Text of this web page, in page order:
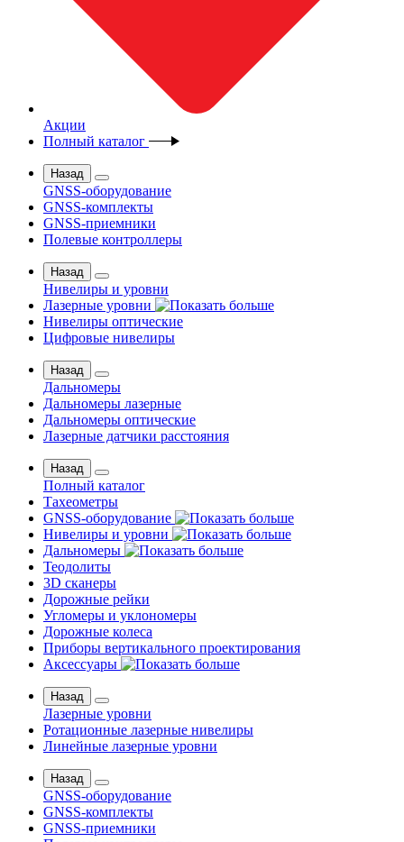
Акции
Полный каталог
Назад
GNSS-оборудование
GNSS-комплекты
GNSS-приемники
Полевые контроллеры
Назад
Нивелиры и уровни
Лазерные уровни
Нивелиры оптические
Цифровые нивелиры
Назад
Дальномеры
Дальномеры лазерные
Дальномеры оптические
Лазерные датчики расстояния
Назад
Полный каталог
Тахеометры
GNSS-оборудование
Нивелиры и уровни
Дальномеры
Теодолиты
3D сканеры
Дорожные рейки
Угломеры и уклономеры
Дорожные колеса
Приборы вертикального проектирования
Аксессуары
Назад
Лазерные уровни
Ротационные лазерные нивелиры
Линейные лазерные уровни
Назад
GNSS-оборудование
GNSS-комплекты
GNSS-приемники